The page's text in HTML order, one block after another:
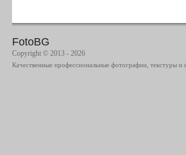
FotoBG
Copyright © 2013 - 2026
Качественные профессиональные фотографии, текстуры